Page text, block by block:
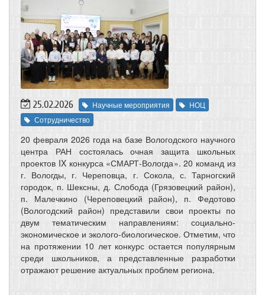
25.02.2026 Научные мероприятия
НОЦ
Сотрудничество
20 февраля 2026 года на базе Вологодского научного
центра РАН состоялась очная защита школьных
проектов IX конкурса «СМАРТ-Вологда». 20 команд из
г. Вологды, г. Череповца, г. Сокола, с. Тарногский
городок, п. Шексны, д. Слобода (Грязовецкий район),
п. Малечкино (Череповецкий район), п. Федотово
(Вологодский район) представили свои проекты по
двум тематическим направлениям: социально-
экономическое и эколого-биологическое. Отметим, что
на протяжении 10 лет конкурс остается популярным
среди школьников, а представленные разработки
отражают решение актуальных проблем региона.